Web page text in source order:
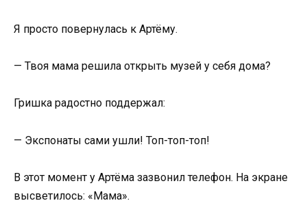
Я просто повернулась к Артёму.
— Твоя мама решила открыть музей у себя дома?
Гришка радостно поддержал:
— Экспонаты сами ушли! Топ-топ-топ!
В этот момент у Артёма зазвонил телефон. На экране
высветилось: «Мама».